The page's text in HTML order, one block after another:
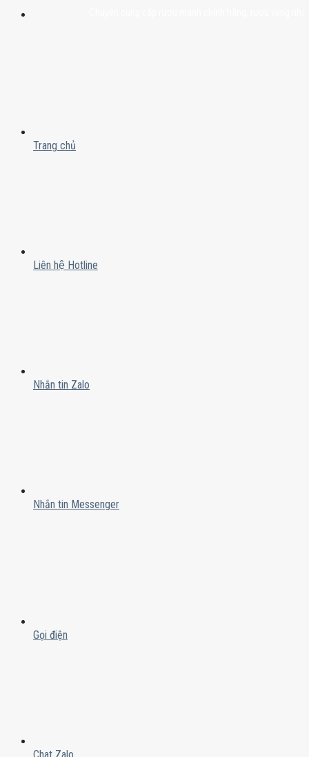
Trang chủ
Liên hệ Hotline
Nhắn tin Zalo
Nhắn tin Messenger
Gọi điện